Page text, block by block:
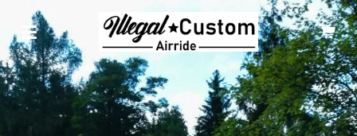
Zum
Hauptinhalt
springen